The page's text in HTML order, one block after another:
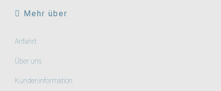
Mehr über
Anfahrt
Über uns
Kundeninformation